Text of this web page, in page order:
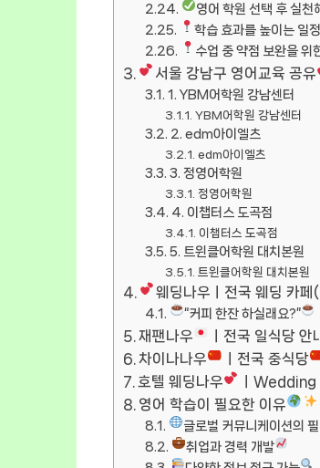
영어 학원 선택 후 실천
학습 효과를 높이는 일
수업 중 약점 보완을 위
서울 강남구 영어교육 공유
1. YBM어학원 강남센터
YBM어학원 강남센터
2. edm아이엘츠
edm아이엘츠
3. 정영어학원
정영어학원
4. 이챕터스 도곡점
이챕터스 도곡점
5. 트윈클어학원 대치본원
트윈클어학원 대치본원
웨딩나우ㅣ전국 웨딩 카페
“커피 한잔 하실래요?”
재팬나우 ㅣ전국 일식당 안
차이나나우
ㅣ전국 중식당
호텔 웨딩나우
ㅣ
영어 학습이 필요한 이유
글로벌 커뮤니케이션의
취업과 경력 개발